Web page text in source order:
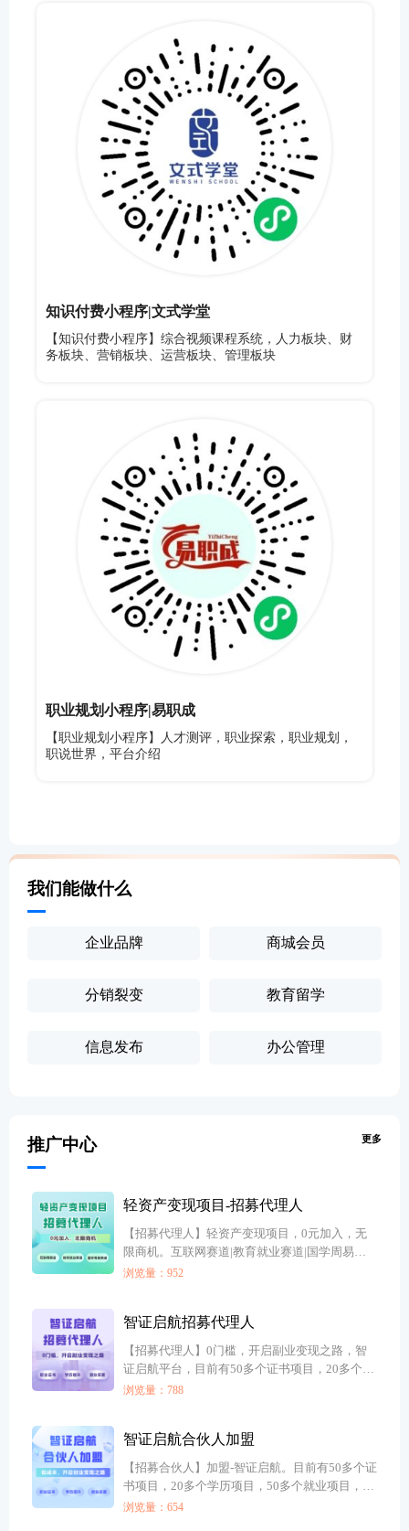
知识付费小程序|文式学堂
【知识付费小程序】综合视频课程系统，人力板块、财
务板块、营销板块、运营板块、管理板块
职业规划小程序|易职成
【职业规划小程序】人才测评，职业探索，职业规划，
职说世界，平台介绍
我们能做什么
企业品牌 商城会员
分销裂变 教育留学
信息发布 办公管理
推广中心 更多
轻资产变现项目-招募代理人
【招募代理人】轻资产变现项目，0元加入，无
限商机。互联网赛道|教育就业赛道|国学周易赛
道，项目超多。
浏览量：952
智证启航招募代理人
【招募代理人】0门槛，开启副业变现之路，智
证启航平台，目前有50多个证书项目，20多个学
历项目，50多个就业项目，可以合作变现
浏览量：788
智证启航合伙人加盟
【招募合伙人】加盟-智证启航。目前有50多个证
书项目，20多个学历项目，50多个就业项目，超
多优选项目，低成本，开启创业变现之路。
浏览量：654